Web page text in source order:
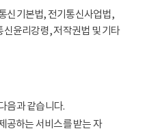
신기본법, 전기통신사업법,
윤리강령, 저작권법 및 기타
음과 같습니다.
공하는 서비스를 받는 자